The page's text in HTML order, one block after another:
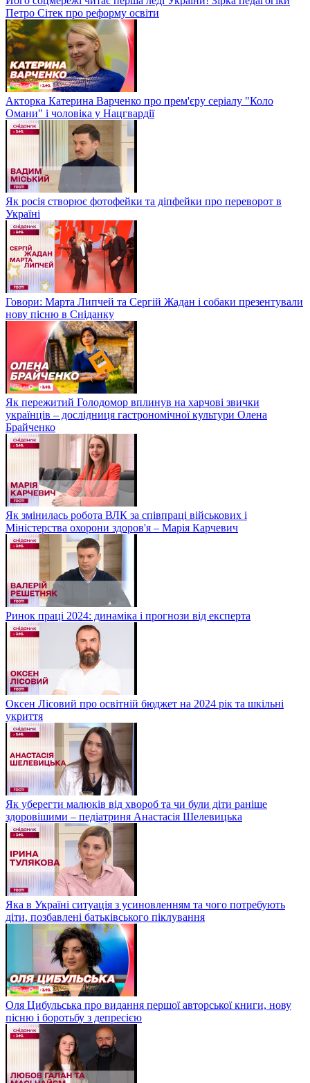
Петро Сітек про реформу освіти
Акторка Катерина Варченко про прем'єру серіалу "Коло
Омани" і чоловіка у Нацгвардії
Як росія створює фотофейки та діпфейки про переворот в
Україні
Говори: Марта Липчей та Сергій Жадан і собаки презентували
нову пісню в Сніданку
Як пережитий Голодомор вплинув на харчові звички
українців – дослідниця гастрономічної культури Олена
Брайченко
Як змінилась робота ВЛК за співпраці військових і
Міністерства охорони здоров'я – Марія Карчевич
Ринок праці 2024: динаміка і прогнози від експерта
Оксен Лісовий про освітній бюджет на 2024 рік та шкільні
укриття
Як уберегти малюків від хвороб та чи були діти раніше
здоровішими – педіатриня Анастасія Шелевицька
Яка в Україні ситуація з усиновленням та чого потребують
діти, позбавлені батьківського піклування
Оля Цибульська про видання першої авторської книги, нову
пісню і боротьбу з депресією